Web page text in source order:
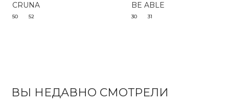
CRUNA
50 52
BE ABLE
30 31
ВЫ НЕДАВНО СМОТРЕЛИ